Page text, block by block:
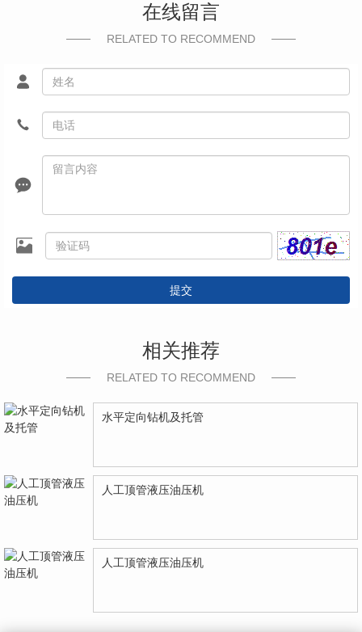
在线留言
RELATED TO RECOMMEND
提交
相关推荐
RELATED TO RECOMMEND
水平定向钻机及托管
人工顶管液压油压机
人工顶管液压油压机